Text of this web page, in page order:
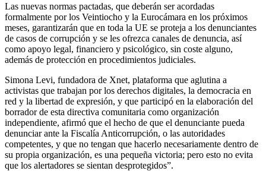
Las nuevas normas pactadas, que deberán ser acordadas
formalmente por los Veintiocho y la Eurocámara en los próximos
meses, garantizarán que en toda la UE se proteja a los denunciantes
de casos de corrupción y se les ofrezca canales de denuncia, así
como apoyo legal, financiero y psicológico, sin coste alguno,
además de protección en procedimientos judiciales.
Simona Levi, fundadora de Xnet, plataforma que aglutina a
activistas que trabajan por los derechos digitales, la democracia en
red y la libertad de expresión, y que participó en la elaboración del
borrador de esta directiva comunitaria como organización
independiente, afirmó que el hecho de que el denunciante pueda
denunciar ante la Fiscalía Anticorrupción, o las autoridades
competentes, y que no tengan que hacerlo necesariamente dentro de
su propia organización, es una pequeña victoria; pero esto no evita
que los alertadores se sientan desprotegidos”.